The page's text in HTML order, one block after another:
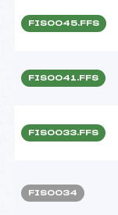
FIS0045.FFS
FIS0041.FFS
FIS0033.FFS
FIS0034